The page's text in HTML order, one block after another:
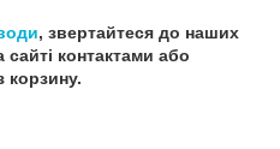
, звертайтеся до наших
контактами або
корзину.